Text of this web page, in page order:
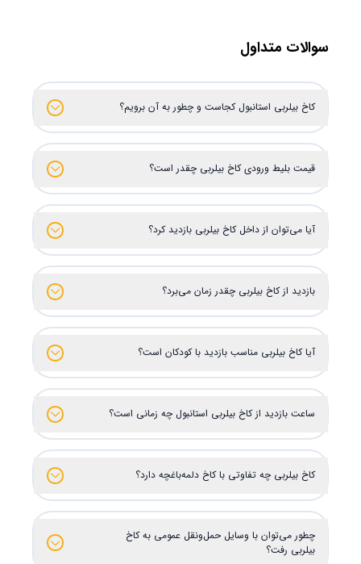
سوالات متداول
کاخ بیلربی استانبول کجاست و چطور به آن برویم؟
قیمت بلیط ورودی کاخ بیلربی چقدر است؟
آیا می‌توان از داخل کاخ بیلربی بازدید کرد؟
بازدید از کاخ بیلربی چقدر زمان می‌برد؟
آیا کاخ بیلربی مناسب بازدید با کودکان است؟
ساعت بازدید از کاخ بیلربی استانبول چه زمانی است؟
کاخ بیلربی چه تفاوتی با کاخ دلمه‌باغچه دارد؟
چطور می‌توان با وسایل حمل‌ونقل عمومی به کاخ
بیلربی رفت؟